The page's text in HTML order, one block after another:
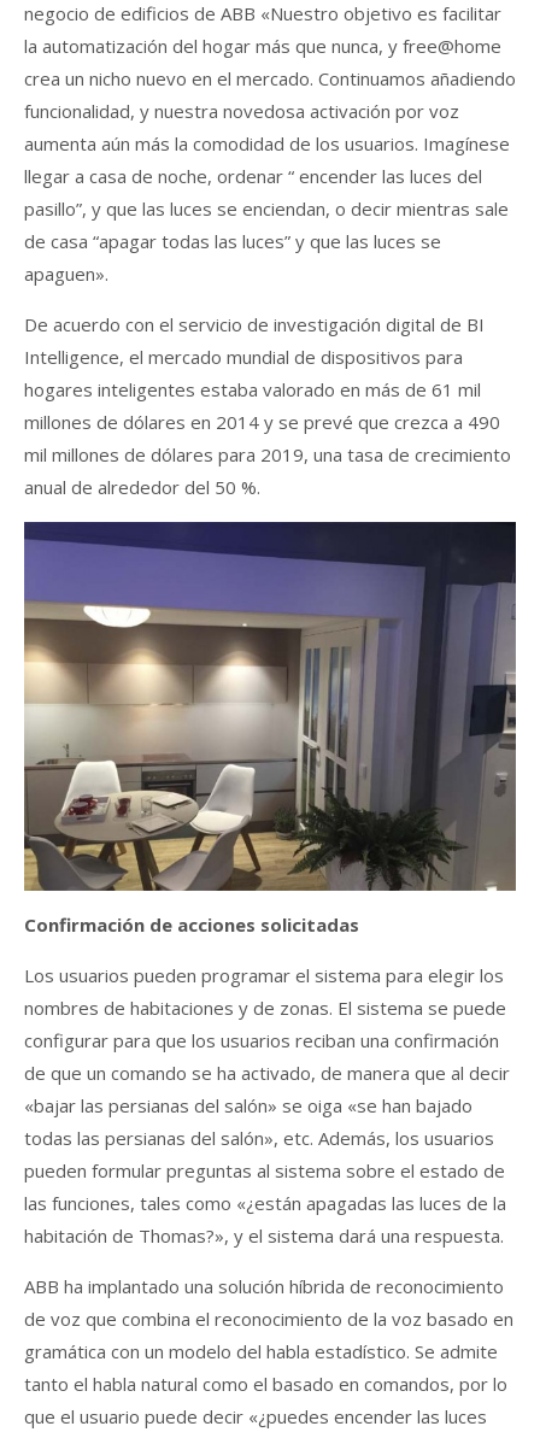
negocio de edificios de ABB «Nuestro objetivo es facilitar
la automatización del hogar más que nunca, y free@home
crea un nicho nuevo en el mercado. Continuamos añadiendo
funcionalidad, y nuestra novedosa activación por voz
aumenta aún más la comodidad de los usuarios. Imagínese
llegar a casa de noche, ordenar “ encender las luces del
pasillo”, y que las luces se enciendan, o decir mientras sale
de casa “apagar todas las luces” y que las luces se
apaguen».
De acuerdo con el servicio de investigación digital de BI
Intelligence, el mercado mundial de dispositivos para
hogares inteligentes estaba valorado en más de 61 mil
millones de dólares en 2014 y se prevé que crezca a 490
mil millones de dólares para 2019, una tasa de crecimiento
anual de alrededor del 50 %.
Confirmación de acciones solicitadas
Los usuarios pueden programar el sistema para elegir los
nombres de habitaciones y de zonas. El sistema se puede
configurar para que los usuarios reciban una confirmación
de que un comando se ha activado, de manera que al decir
«bajar las persianas del salón» se oiga «se han bajado
todas las persianas del salón», etc. Además, los usuarios
pueden formular preguntas al sistema sobre el estado de
las funciones, tales como «¿están apagadas las luces de la
habitación de Thomas?», y el sistema dará una respuesta.
ABB ha implantado una solución híbrida de reconocimiento
de voz que combina el reconocimiento de la voz basado en
gramática con un modelo del habla estadístico. Se admite
tanto el habla natural como el basado en comandos, por lo
que el usuario puede decir «¿puedes encender las luces